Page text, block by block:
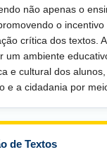
não apenas o
o incentivo
crítica dos textos.
um ambiente
e cultural dos
e a cidadania por
de Textos